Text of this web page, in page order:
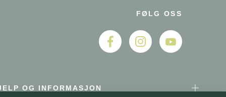
OG INFORMASJON
FØLG OSS